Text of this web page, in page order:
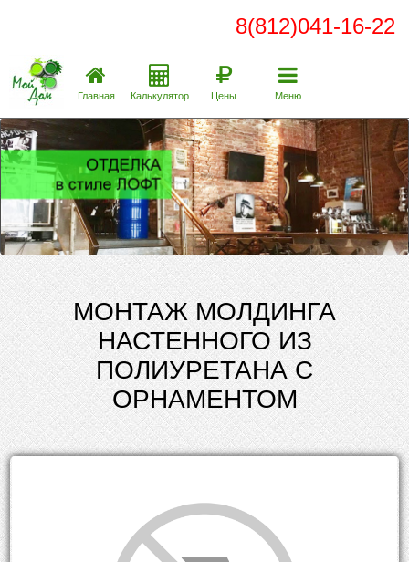
8(812)041-16-22
Главная Калькулятор Цены Меню
МОНТАЖ МОЛДИНГА
НАСТЕННОГО ИЗ
ПОЛИУРЕТАНА С
ОРНАМЕНТОМ